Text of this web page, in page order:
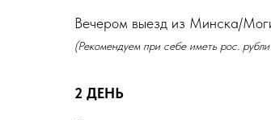
Вечером выезд из Минска/
(Рекомендуем при себе иметь рос.
2 ДЕНЬ